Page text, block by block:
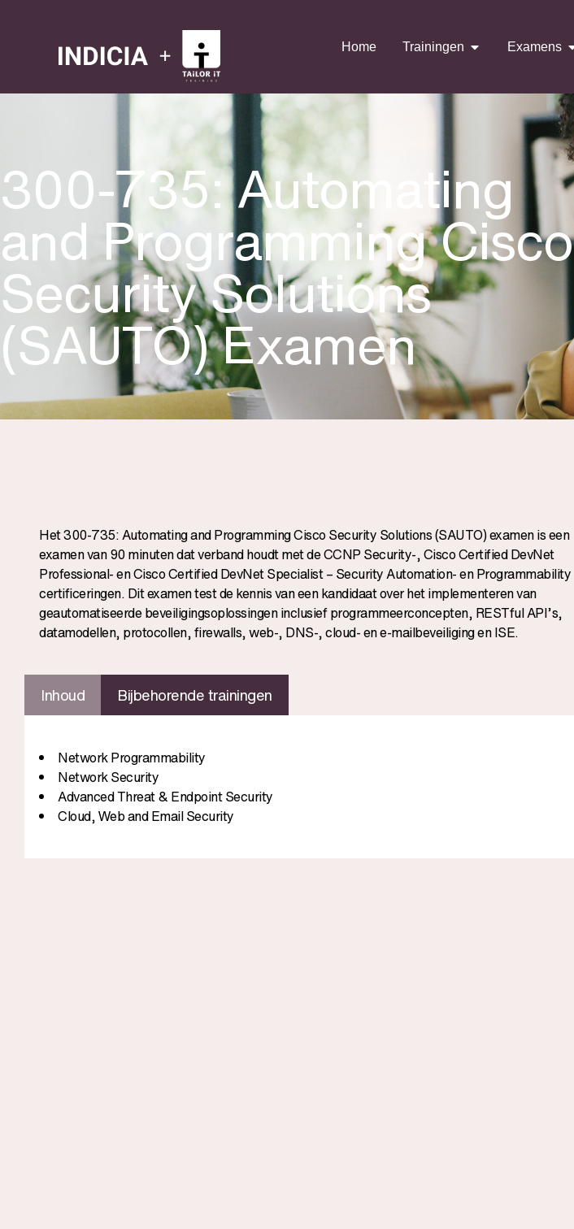
Home Trainingen Examens
300-735: Automating
and Programming Cisco
Security Solutions
(SAUTO) Examen
Het 300-735: Automating and Programming Cisco Security Solutions (SAUTO) examen is een
examen van 90 minuten dat verband houdt met de CCNP Security-, Cisco Certified DevNet
Professional- en Cisco Certified DevNet Specialist – Security Automation- en Programmability
certificeringen. Dit examen test de kennis van een kandidaat over het implementeren van
geautomatiseerde beveiligingsoplossingen inclusief programmeerconcepten, RESTful API’s,
datamodellen, protocollen, firewalls, web-, DNS-, cloud- en e-mailbeveiliging en ISE.
Inhoud Bijbehorende trainingen
Network Programmability
Network Security
Advanced Threat & Endpoint Security
Cloud, Web and Email Security